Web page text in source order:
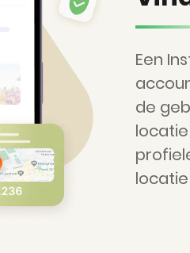
Een
de